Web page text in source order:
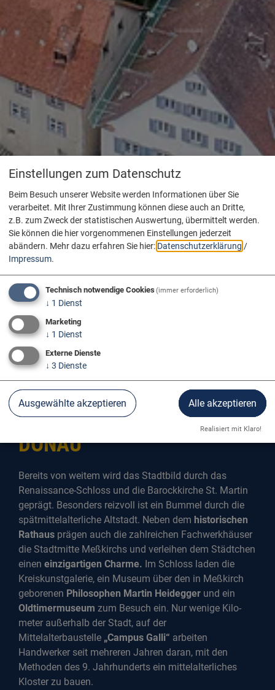
MESSKIRCH AN DER D
ONAU
Bereits von weitem wird das Stadtbild durch das
Renaissance-Schloss und die Barockkirche St. Martin
geprägt. Besonders reizvoll ist ein Bummel durch die
spätmittelalterliche Altstadt. Neben dem historischen
Rathaus prägen auch die zahlreichen Fachwerkhäuser
die Stadtmitte Meßkirchs und verleihen dem Städtchen
einen einzigartigen Charme. Im Schloss laden die
Kreiskunstgalerie, ein Museum über den in Meßkirch
geborenen Philosophen Martin Heidegger und ein
Oldtimermuseum zum Besuch ein. Nur wenige Kilo­
meter außerhalb der Stadt, auf der
Mittelalterbaustelle „Campus Galli“ arbeiten
Handwerker seit mehreren Jahren daran, mit den
Methoden des 9. Jahrhunderts ein mittelalterliches
Kloster zu bauen.
Einstellungen zum Datenschutz
Beim Besuch unserer Website werden Informationen über Sie
verarbeitet. Mit Ihrer Zustimmung können diese auch an Dritte,
z.B. zum Zweck der statistischen Auswertung, übermittelt werden.
Sie können die hier vorgenommenen Einstellungen jederzeit
abändern. Mehr dazu erfahren Sie hier: Datenschutzerklärung /
Impressum.
Technisch notwendige Cookies(immer erforderlich)
↓ 1 Dienst
Marketing
↓ 1 Dienst
Externe Dienste
↓ 3 Dienste
Ausgewählte akzeptieren Alle akzeptieren
Realisiert mit Klaro!